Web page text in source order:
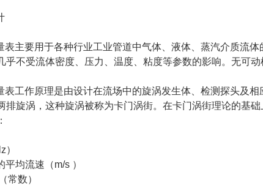
表主要用于各种行业工业管道中气体、液体、蒸汽介质流
乎不受流体密度、压力、温度、粘度等参数的影响。无可
表工作原理是由设计在流场中的旋涡发生体、检测探头及
排旋涡，这种旋涡被称为卡门涡街。在卡门涡街理论的基
均流速（m/s ）
常数）